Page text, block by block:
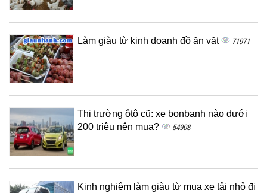
Làm giàu từ kinh doanh đồ ăn vặt 71971
Thị trường ôtô cũ: xe bonbanh nào dưới
200 triệu nên mua?
54908
Kinh nghiệm làm giàu từ mua xe tải nhỏ đi